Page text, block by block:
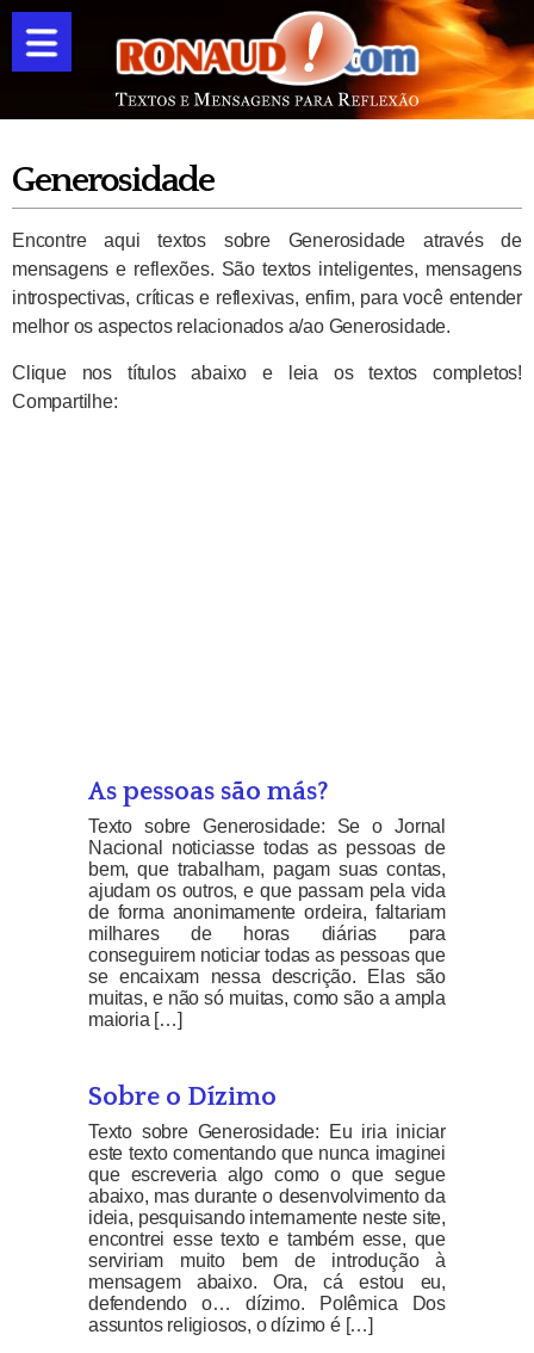
Generosidade
Encontre aqui textos sobre Generosidade através de
mensagens e reflexões. São textos inteligentes, mensagens
introspectivas, críticas e reflexivas, enfim, para você entender
melhor os aspectos relacionados a/ao Generosidade.
Clique nos títulos abaixo e leia os textos completos!
Compartilhe:
As pessoas são más?
Texto sobre Generosidade: Se o Jornal
Nacional noticiasse todas as pessoas de
bem, que trabalham, pagam suas contas,
ajudam os outros, e que passam pela vida
de forma anonimamente ordeira, faltariam
milhares de horas diárias para
conseguirem noticiar todas as pessoas que
se encaixam nessa descrição. Elas são
muitas, e não só muitas, como são a ampla
maioria […]
Sobre o Dízimo
Texto sobre Generosidade: Eu iria iniciar
este texto comentando que nunca imaginei
que escreveria algo como o que segue
abaixo, mas durante o desenvolvimento da
ideia, pesquisando internamente neste site,
encontrei esse texto e também esse, que
serviriam muito bem de introdução à
mensagem abaixo. Ora, cá estou eu,
defendendo o… dízimo. Polêmica Dos
assuntos religiosos, o dízimo é […]